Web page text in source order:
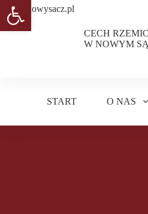
Przejdź
do
treści
CECH
W NOWYM
START O NAS